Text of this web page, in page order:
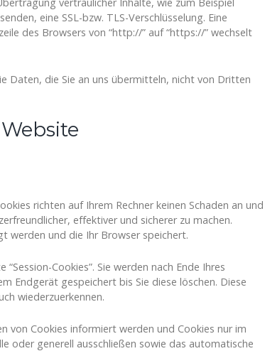
eine SSL-bzw. TLS-Verschlüsselung. Eine
des Browsers von “http://” auf “https://” wechselt
Daten, die Sie an uns übermitteln, nicht von Dritten
richten auf Ihrem Rechner keinen Schaden an und
effektiver und sicherer zu machen.
werden und die Ihr Browser speichert.
Cookies”. Sie werden nach Ende Ihres
Endgerät gespeichert bis Sie diese löschen. Diese
wiederzuerkennen.
von Cookies informiert werden und Cookies nur im
oder generell ausschließen sowie das automatische